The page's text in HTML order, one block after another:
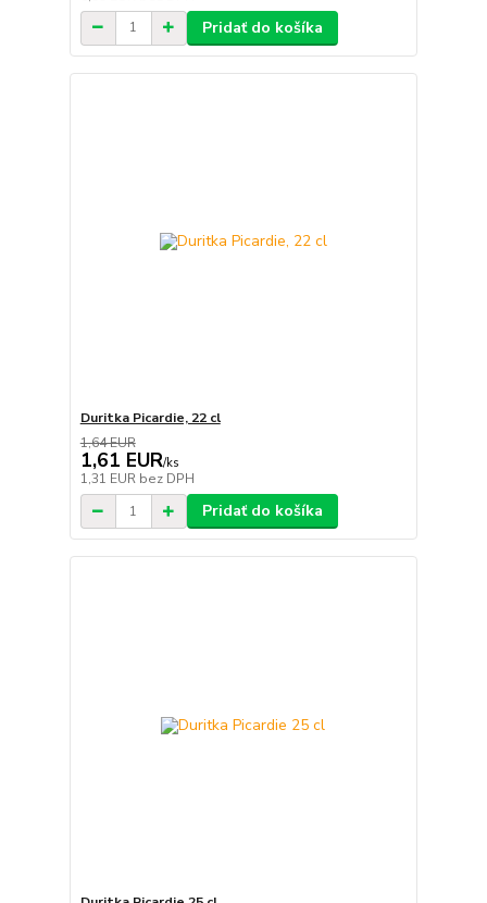
Pridať do košíka
Duritka Picardie, 22 cl
1,64 EUR
1,61 EUR/ks
1,31 EUR bez DPH
Pridať do košíka